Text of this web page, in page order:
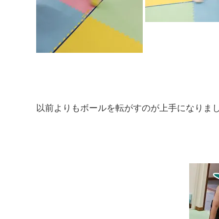
以前よりもボールを転がすのが上手になりま